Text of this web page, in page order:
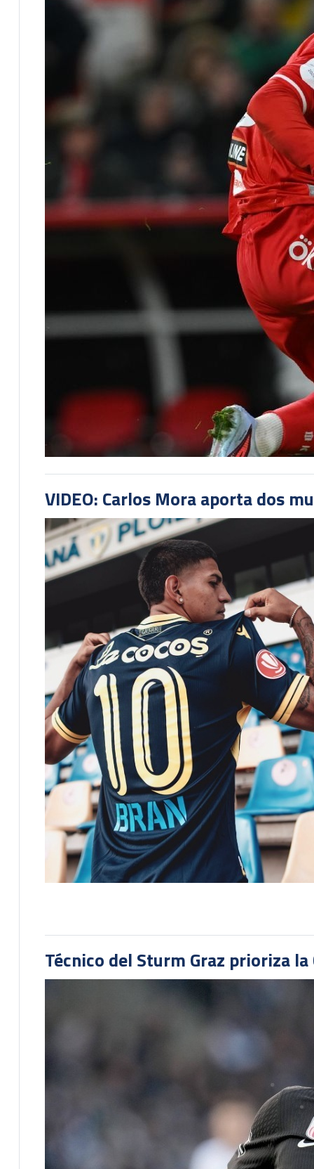
VIDEO: Carlos Mora aporta dos
Técnico del Sturm Graz prioriza